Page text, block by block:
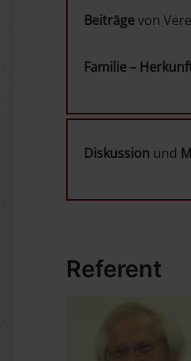
Beiträgevon
Familie –
Diskussion und
Referent